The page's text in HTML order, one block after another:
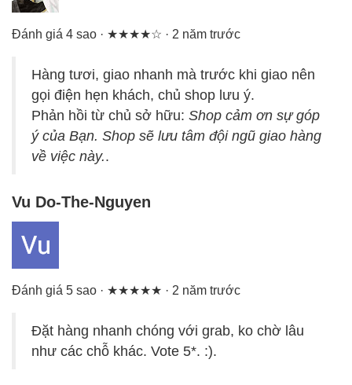
Đánh giá 4 sao · ★★★★☆ · 2 năm trước
Hàng tươi, giao nhanh mà trước khi giao nên
gọi điện hẹn khách, chủ shop lưu ý.
Phản hồi từ chủ sở hữu: Shop cảm ơn sự góp
ý của Bạn. Shop sẽ lưu tâm đội ngũ giao hàng
về việc này..
Vu Do-The-Nguyen
Đánh giá 5 sao · ★★★★★ · 2 năm trước
Đặt hàng nhanh chóng với grab, ko chờ lâu
như các chỗ khác. Vote 5*. :).